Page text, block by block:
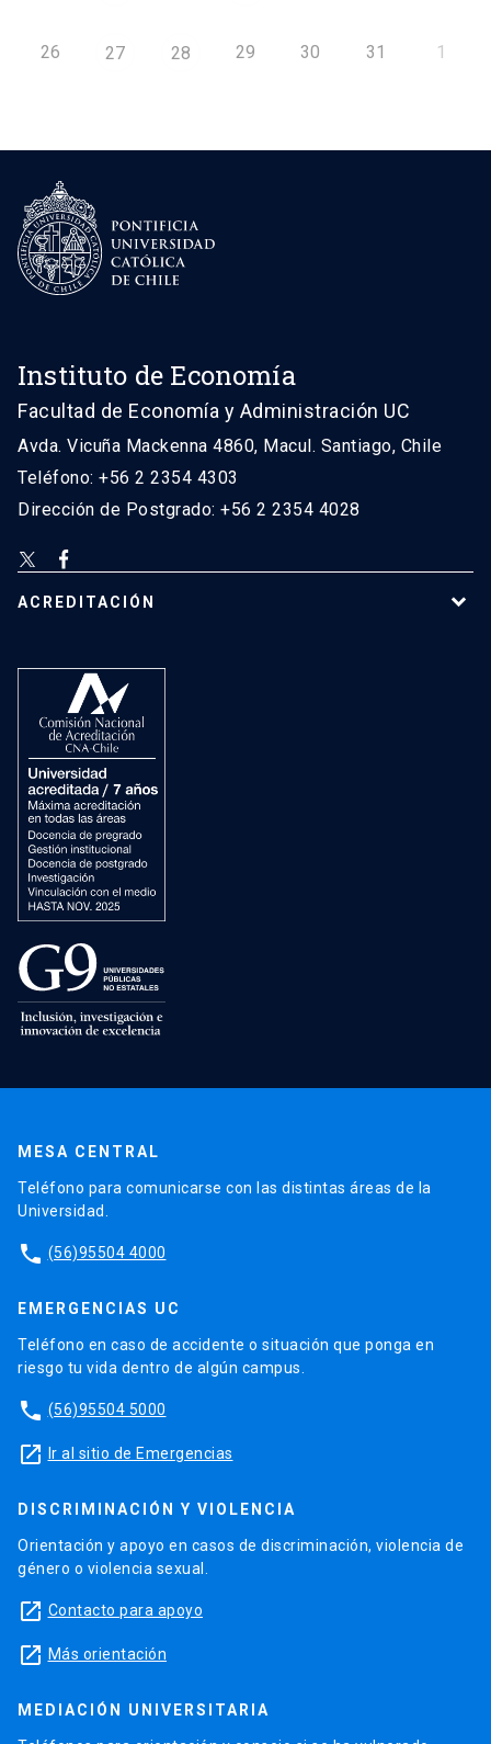
26 27 28 29 30 31 1
Instituto de Economía
Facultad de Economía y Administración UC
Avda. Vicuña Mackenna 4860, Macul. Santiago, Chile
Teléfono: +56 2 2354 4303
Dirección de Postgrado: +56 2 2354 4028
ACREDITACIÓN
MESA CENTRAL
Teléfono para comunicarse con las distintas áreas de la
Universidad.
phone (56)95504 4000
EMERGENCIAS UC
Teléfono en caso de accidente o situación que ponga en
riesgo tu vida dentro de algún campus.
phone (56)95504 5000
launch Ir al sitio de Emergencias
DISCRIMINACIÓN Y VIOLENCIA
Orientación y apoyo en casos de discriminación, violencia de
género o violencia sexual.
launch Contacto para apoyo
launch Más orientación
MEDIACIÓN UNIVERSITARIA